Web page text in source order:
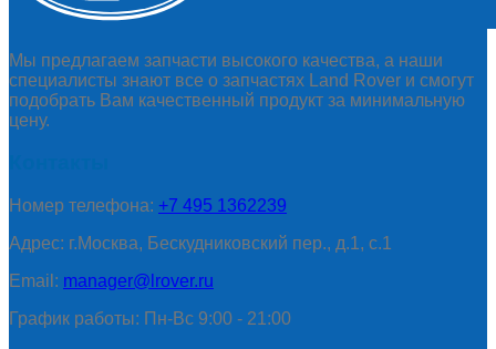
Мы предлагаем запчасти высокого качества, а наши
специалисты знают все о запчастях Land Rover и смогут
подобрать Вам качественный продукт за минимальную
цену.
Номер телефона: +7 495 1362239
Адрес: г.Москва, Бескудниковский пер., д.1, с.1
Email: manager@lrover.ru
График работы: Пн-Вс 9:00 - 21:00